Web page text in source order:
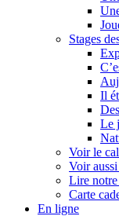
Stages
Il
Le
Voir le
Voir
Lire
Carte
En ligne